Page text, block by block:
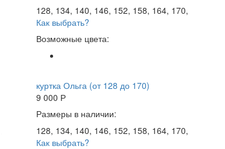
128, 134, 140, 146, 152, 158, 164, 170,
Как выбрать?
Возможные цвета:
куртка Ольга (от 128 до 170)
9 000 Р
Размеры в наличии:
128, 134, 140, 146, 152, 158, 164, 170,
Как выбрать?